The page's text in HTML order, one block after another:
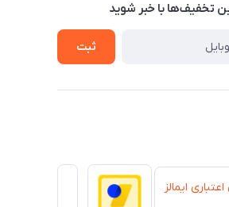
تخفیف‌ها با‌ خبر شوید
ثبت